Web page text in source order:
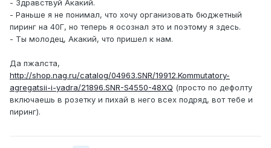
- Здравствуй Акакий.
- Раньше я не понимал, что хочу организовать бюджетный
пиринг на 40Г, но теперь я осознал это и поэтому я здесь.
- Ты молодец, Акакий, что пришел к нам.
Да пжалста,
http://shop.nag.ru/catalog/04963.SNR/19912.Kommutatory-
agregatsii-i-yadra/21896.SNR-S4550-48XQ (просто по дефолту
включаешь в розетку и пихай в него всех подряд, вот тебе и
пиринг).